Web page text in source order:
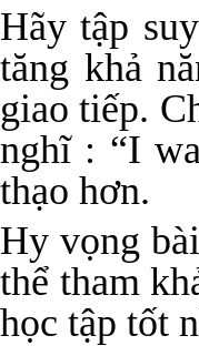
Hãy tập
tăng khả
giao tiếp.
nghĩ : “I
thạo hơn.
Hy vọng
thể tham
học tập tốt